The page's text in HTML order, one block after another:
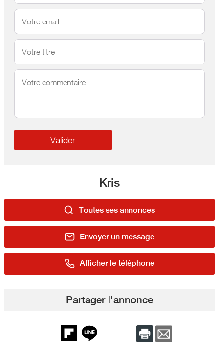
Kris
Toutes ses annonces
Envoyer un message
Afficher le téléphone
Partager l'annonce